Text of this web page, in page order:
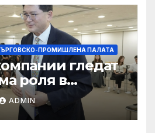
ПРОМИШЛЕНА ПАЛАТА
гледат
роля в
ADMIN